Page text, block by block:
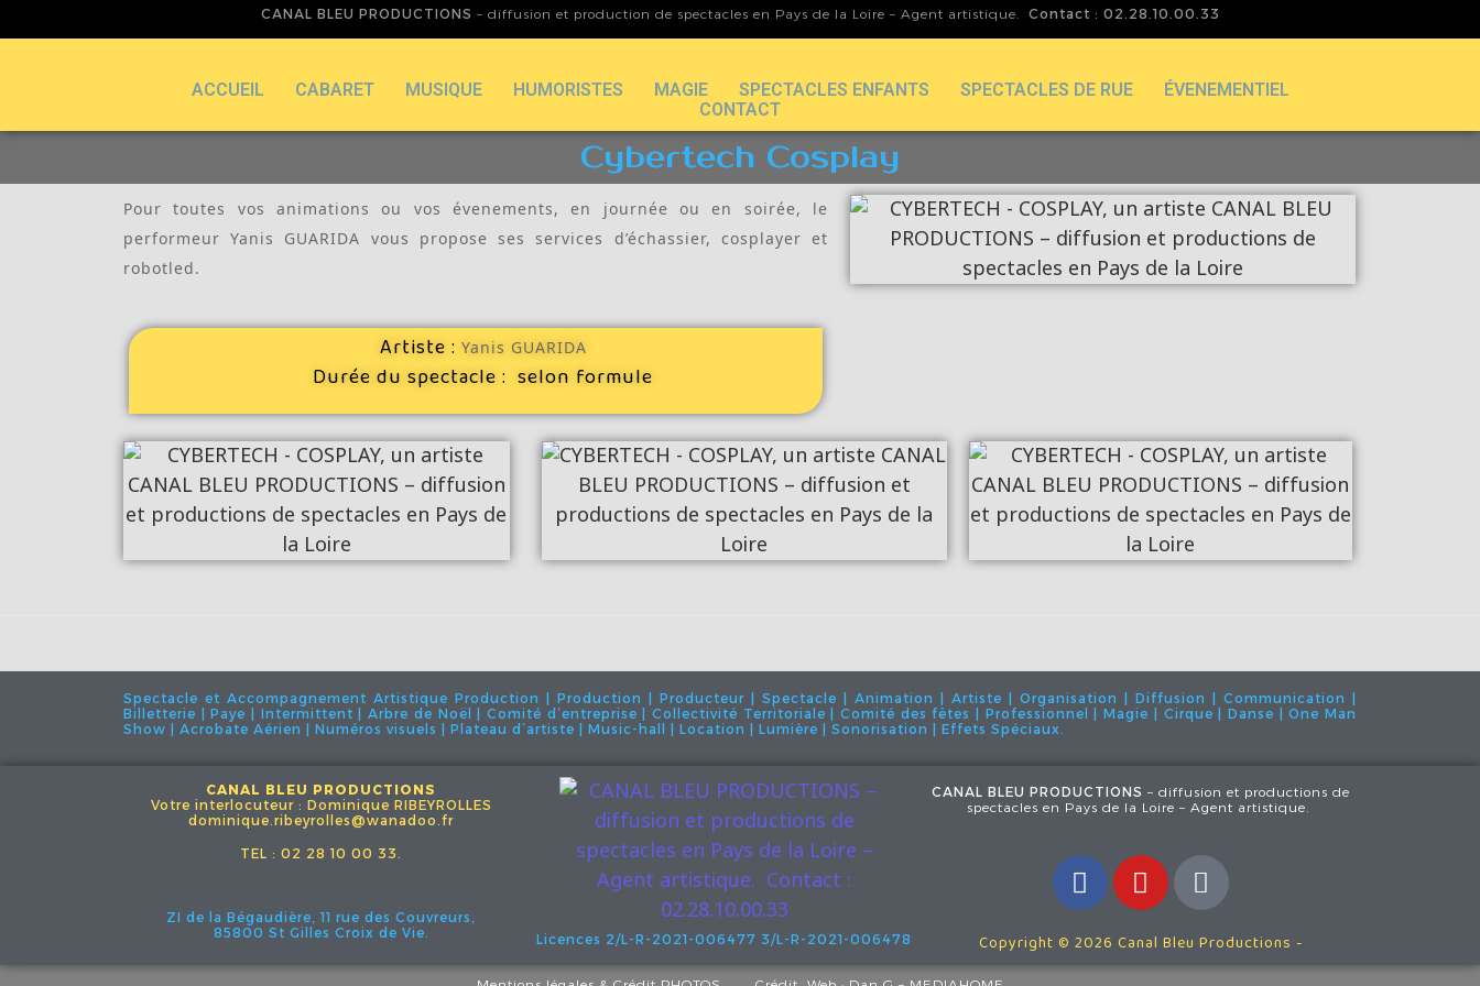
CANAL BLEU PRODUCTIONS – diffusion et production de spectacles en Pays de la Loire – Agent artistique. Contact : 02.28.10.00.33
ACCUEIL CABARET MUSIQUE HUMORISTES MAGIE SPECTACLES ENFANTS SPECTACLES DE RUE
ÉVENEMENTIEL
CONTACT
Cybertech Cosplay
Pour toutes vos animations ou vos évenements, en journée ou en soirée, le
performeur Yanis GUARIDA vous propose ses services d’échassier, cosplayer et
robotled.
Artiste : Yanis GUARIDA
Durée du spectacle :selon formule
Spectacle et Accompagnement Artistique Production | Production | Producteur | Spectacle | Animation | Artiste | Organisation | Diffusion | Communication |
Billetterie | Paye | Intermittent | Arbre de Noël | Comité d’entreprise | Collectivité Territoriale | Comité des fêtes | Professionnel | Magie | Cirque | Danse | One Man
Show | Acrobate Aérien | Numéros visuels | Plateau d’artiste | Music-hall | Location | Lumière | Sonorisation | Effets Spéciaux.
CANAL BLEU PRODUCTIONS
Votre interlocuteur : Dominique RIBEYROLLES
dominique.ribeyrolles@wanadoo.fr
TEL : 02 28 10 00 33.
ZI de la Bégaudière, 11 rue des Couvreurs,
85800 St Gilles Croix de Vie.
Licences 2/L-R-2021-006477 3/L-R-2021-006478
CANAL BLEU PRODUCTIONS – diffusion et productions de
spectacles en Pays de la Loire – Agent artistique.
Copyright © 2026 Canal Bleu Productions -